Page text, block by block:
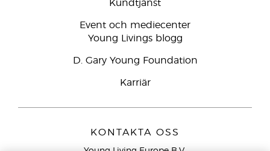
Kundtjänst
Event och mediecenter
Young Livings blogg
D. Gary Young Foundation
Karriär
KONTAKTA OSS